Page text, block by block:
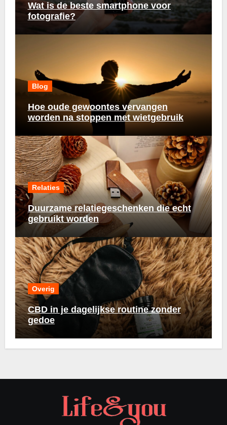
Wat is de beste smartphone voor
fotografie?
Blog
Hoe oude gewoontes vervangen
worden na stoppen met wietgebruik
Relaties
Duurzame relatiegeschenken die echt
gebruikt worden
Overig
CBD in je dagelijkse routine zonder
gedoe